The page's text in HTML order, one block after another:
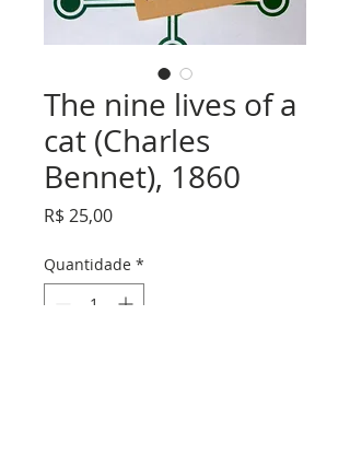
The nine lives of a
cat (Charles
Bennet), 1860
R$ 25,00Preço
Quantidade *